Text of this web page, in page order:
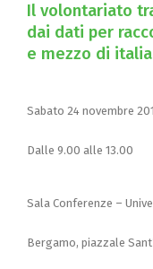
Il volontariato
dai dati per
e mezzo di
Sabato 24 novembre
Dalle 9.00 alle 13.00
Sala Conferenze –
Bergamo, piazzale